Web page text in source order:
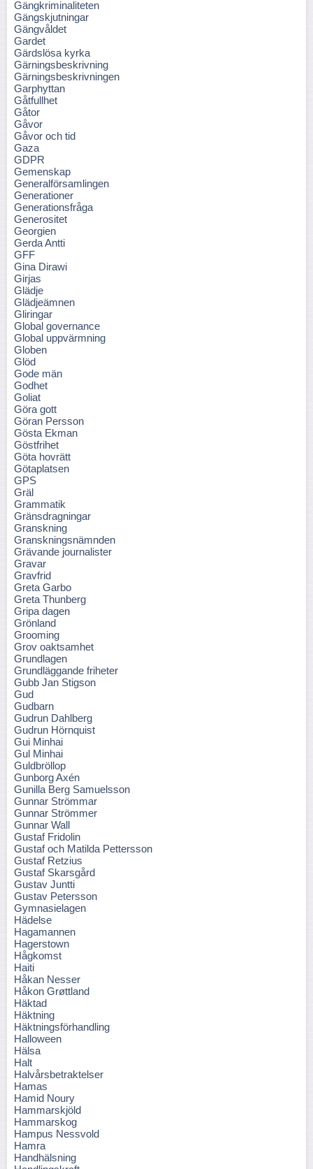
Gängkriminaliteten
Gängskjutningar
Gängvåldet
Gardet
Gärdslösa kyrka
Gärningsbeskrivning
Gärningsbeskrivningen
Garphyttan
Gåtfullhet
Gåtor
Gåvor
Gåvor och tid
Gaza
GDPR
Gemenskap
Generalförsamlingen
Generationer
Generationsfråga
Generositet
Georgien
Gerda Antti
GFF
Gina Dirawi
Girjas
Glädje
Glädjeämnen
Gliringar
Global governance
Global uppvärmning
Globen
Glöd
Gode män
Godhet
Goliat
Göra gott
Göran Persson
Gösta Ekman
Göstfrihet
Göta hovrätt
Götaplatsen
GPS
Gräl
Grammatik
Gränsdragningar
Granskning
Granskningsnämnden
Grävande journalister
Gravar
Gravfrid
Greta Garbo
Greta Thunberg
Gripa dagen
Grönland
Grooming
Grov oaktsamhet
Grundlagen
Grundläggande friheter
Gubb Jan Stigson
Gud
Gudbarn
Gudrun Dahlberg
Gudrun Hörnquist
Gui Minhai
Gul Minhai
Guldbröllop
Gunborg Axén
Gunilla Berg Samuelsson
Gunnar Strömmar
Gunnar Strömmer
Gunnar Wall
Gustaf Fridolin
Gustaf och Matilda Pettersson
Gustaf Retzius
Gustaf Skarsgård
Gustav Juntti
Gustav Petersson
Gymnasielagen
Hädelse
Hagamannen
Hagerstown
Hågkomst
Haiti
Håkan Nesser
Håkon Grøttland
Häktad
Häktning
Häktningsförhandling
Halloween
Hälsa
Halt
Halvårsbetraktelser
Hamas
Hamid Noury
Hammarskjöld
Hammarskog
Hampus Nessvold
Hamra
Handhälsning